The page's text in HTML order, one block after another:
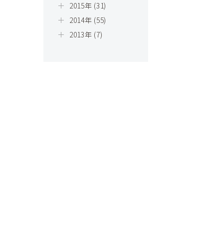
2015年 (31)
2014年 (55)
2013年 (7)